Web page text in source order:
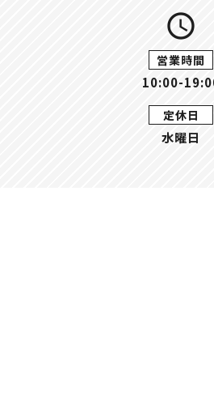
query_builder
営業時間
10:00-
定休日
水曜日